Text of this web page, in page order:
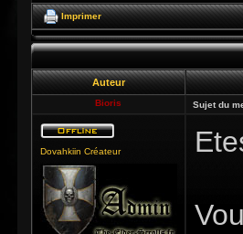
Imprimer
Auteur
Bioris Sujet du
Dovahkiin Créateur